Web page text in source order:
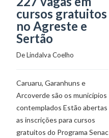
cursos gratuitos
no Agreste e
Sertão
De Lindalva Coelho
Caruaru, Garanhuns e
Arcoverde são os municípios
contemplados Estão abertas
as inscrições para cursos
gratuitos do Programa Senac